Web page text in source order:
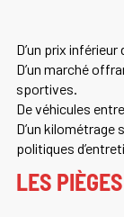
D’un prix inférieur
D’un marché
sportives.
De véhicules
D’un kilométrage
politiques
LES